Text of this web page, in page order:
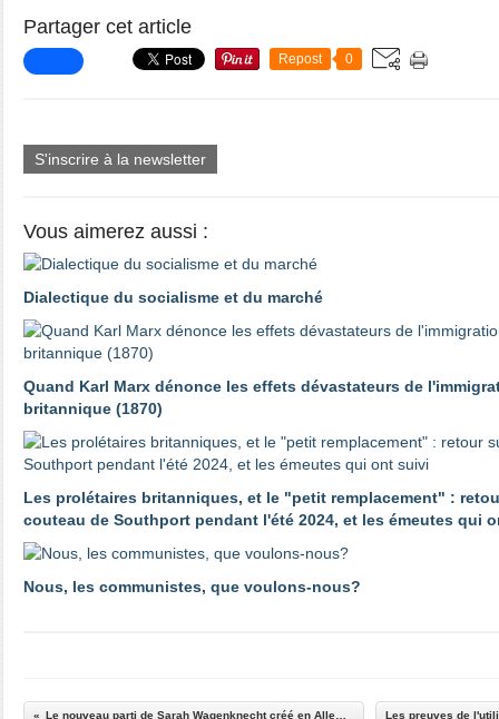
Partager cet article
Repost 0
S'inscrire à la newsletter
Vous aimerez aussi :
Dialectique du socialisme et du marché
Quand Karl Marx dénonce les effets dévastateurs de
britannique (1870)
Les prolétaires britanniques, et le "petit remplacement" :
couteau de Southport pendant l'été 2024, et les émeutes qui
Nous, les communistes, que voulons-nous?